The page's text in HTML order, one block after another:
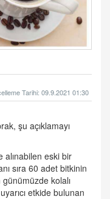
Tarihi: 09.9.2021 01:30
şu açıklamayı
alınabilen eski bir
sıra 60 adet bitkinin
kolalı
etkide bulunan